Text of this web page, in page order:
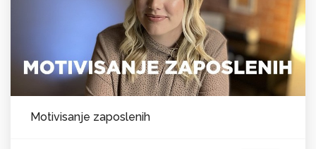
Motivisanje zaposlenih